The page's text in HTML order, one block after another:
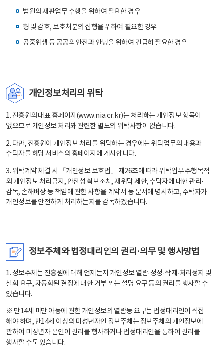
법원의 재판업무 수행을 위하여 필요한 경우
형 및 감호, 보호처분의 집행을 위하여 필요한 경우
공중위생 등 공공의 안전과 안녕을 위하여 긴급히 필요한 경우
개인정보처리의 위탁
1. 진흥원의 대표 홈페이지(www.nia.or.kr)는 처리하는 개인정보 항목이
없으므로 개인정보 처리와 관련한 별도의 위탁사항이 없습니다.
2. 다만, 진흥원이 개인정보 처리를 위탁하는 경우에는 위탁업무의 내용과
수탁자를 해당 서비스의 홈페이지에 게시합니다.
3. 위탁계약 체결 시 「개인정보 보호법」 제26조에 따라 위탁업무 수행목적
외 개인정보 처리금지, 안전성 확보조치, 재위탁 제한, 수탁자에 대한 관리·
감독, 손해배상 등 책임에 관한 사항을 계약서 등 문서에 명시하고, 수탁자가
개인정보를 안전하게 처리하는지를 감독하겠습니다.
정보주체와 법정대리인의 권리·의무 및 행사방법
1. 정보주체는 진흥원에 대해 언제든지 개인정보 열람·정정·삭제·처리정지 및
철회 요구, 자동화된 결정에 대한 거부 또는 설명 요구 등의 권리를 행사할 수
있습니다.
※ 만14세 미만 아동에 관한 개인정보의 열람등 요구는 법정대리인이 직접
해야 하며, 만14세 이상의 미성년자인 정보주체는 정보주체의 개인정보에
관하여 미성년자 본인이 권리를 행사하거나 법정대리인을 통하여 권리를
행사할 수도 있습니다.